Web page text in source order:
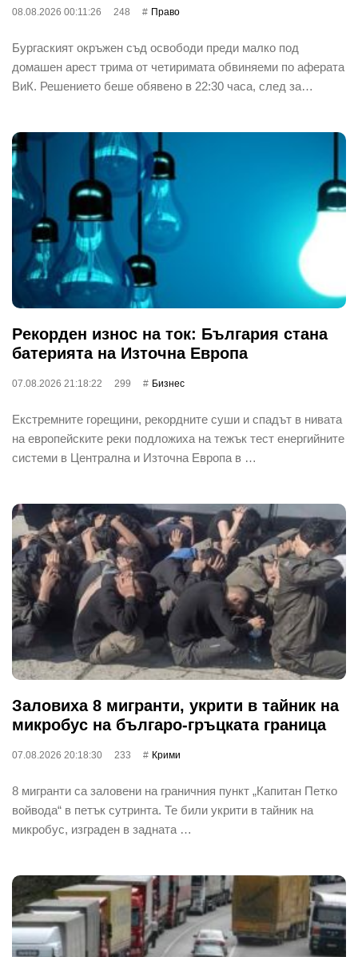
08.08.2026 00:11:26 248 Право
Бургаският окръжен съд освободи преди малко под
домашен арест трима от четиримата обвиняеми по аферата
ВиК. Решението беше обявено в 22:30 часа, след за…
Рекорден износ на ток: България стана
батерията на Източна Европа
07.08.2026 21:18:22 299 Бизнес
Екстремните горещини, рекордните суши и спадът в нивата
на европейските реки подложиха на тежък тест енергийните
системи в Централна и Източна Европа в …
Заловиха 8 мигранти, укрити в тайник на
микробус на българо-гръцката граница
07.08.2026 20:18:30 233 Крими
8 мигранти са заловени на граничния пункт „Капитан Петко
войвода“ в петък сутринта. Те били укрити в тайник на
микробус, изграден в задната …